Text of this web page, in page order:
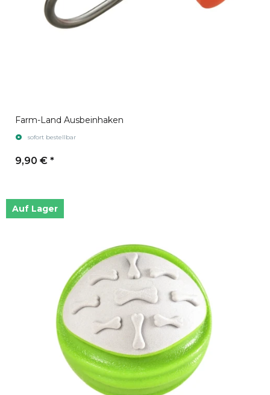
Farm-Land Ausbeinhaken
sofort bestellbar
9,90 € *
Auf Lager